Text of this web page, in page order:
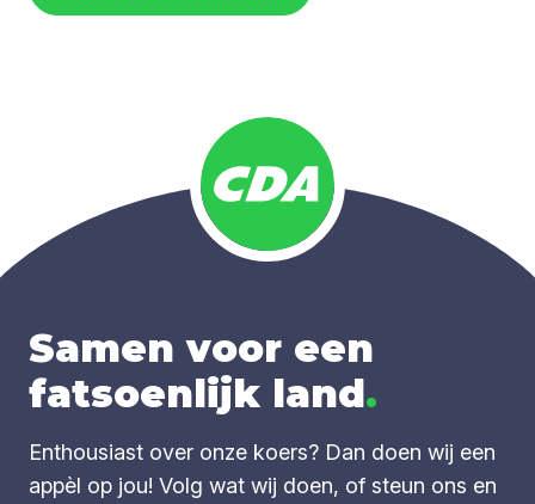
Samen voor een
fatsoenlijk land.
Enthousiast over onze koers? Dan doen wij een
appèl op jou! Volg wat wij doen, of steun ons en